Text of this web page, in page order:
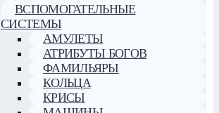
ВСПОМОГАТЕЛЬНЫЕ
СИСТЕМЫ
АМУЛЕТЫ
АТРИБУТЫ БОГОВ
ФАМИЛЬЯРЫ
КОЛЬЦА
КРИСЫ